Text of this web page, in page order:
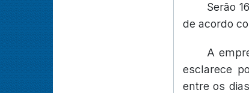
Serão
de acordo
A
esclarece
entre os